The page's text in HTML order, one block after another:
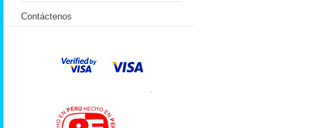
Contáctenos
.